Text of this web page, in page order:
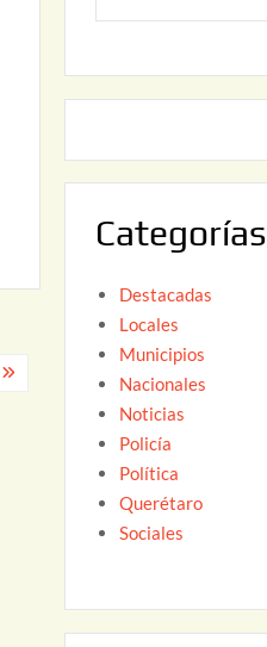
0
2
y
2
Categorías
Destacadas
Locales
Municipios
Nacionales
Noticias
Policía
Política
Querétaro
Sociales